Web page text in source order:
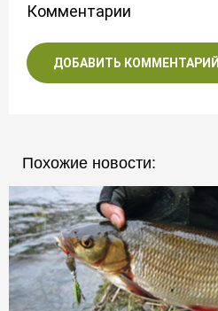
Комментарии
ДОБАВИТЬ КОММЕНТАРИЙ
Похожие новости: